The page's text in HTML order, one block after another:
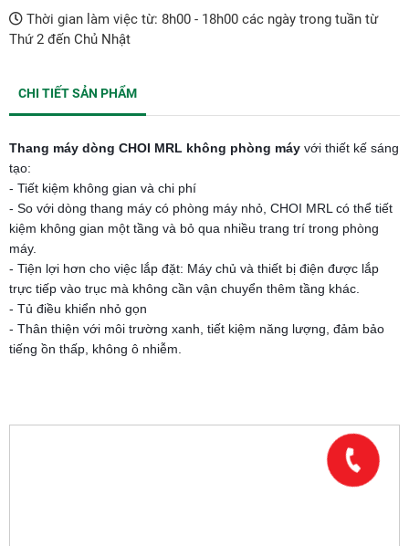
Thời gian làm việc từ: 8h00 - 18h00 các ngày trong tuần từ
Thứ 2 đến Chủ Nhật
CHI TIẾT SẢN PHẨM
Thang máy dòng CHOI MRL không phòng máy với thiết kế sáng
tạo:
- Tiết kiệm không gian và chi phí
- So với dòng thang máy có phòng máy nhỏ, CHOI MRL có thể tiết
kiệm không gian một tầng và bỏ qua nhiều trang trí trong phòng
máy.
- Tiện lợi hơn cho việc lắp đặt: Máy chủ và thiết bị điện được lắp
trực tiếp vào trục mà không cần vận chuyển thêm tầng khác.
- Tủ điều khiển nhỏ gọn
- Thân thiện với môi trường xanh, tiết kiệm năng lượng, đảm bảo
tiếng ồn thấp, không ô nhiễm.